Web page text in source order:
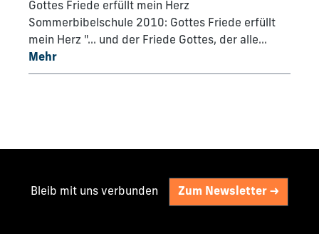
Gottes Friede erfüllt mein Herz
Sommerbibelschule 2010: Gottes Friede erfüllt
mein Herz "... und der Friede Gottes, der alle…
Mehr
Bleib mit uns verbunden Zum Newsletter ->